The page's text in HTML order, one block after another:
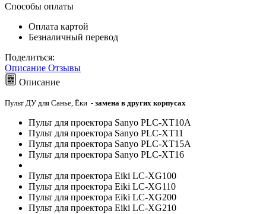
Способы оплаты
Оплата картой
Безналичный перевод
Поделиться:
Описание Отзывы
Описание
Пульт ДУ для Санье, Ёки - замена в других корпусах
Пульт для проектора Sanyo PLC-XT10А
Пульт для проектора Sanyo PLC-XT11
Пульт для проектора Sanyo PLC-XT15А
Пульт для проектора Sanyo PLC-XT16
Пульт для проектора Eiki LC-XG100
Пульт для проектора Eiki LC-XG110
Пульт для проектора Eiki LC-XG200
Пульт для проектора Eiki LC-XG210